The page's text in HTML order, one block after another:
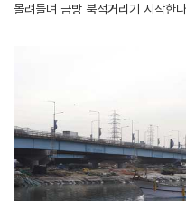
몰려들며 금방 북적거리기 시작한